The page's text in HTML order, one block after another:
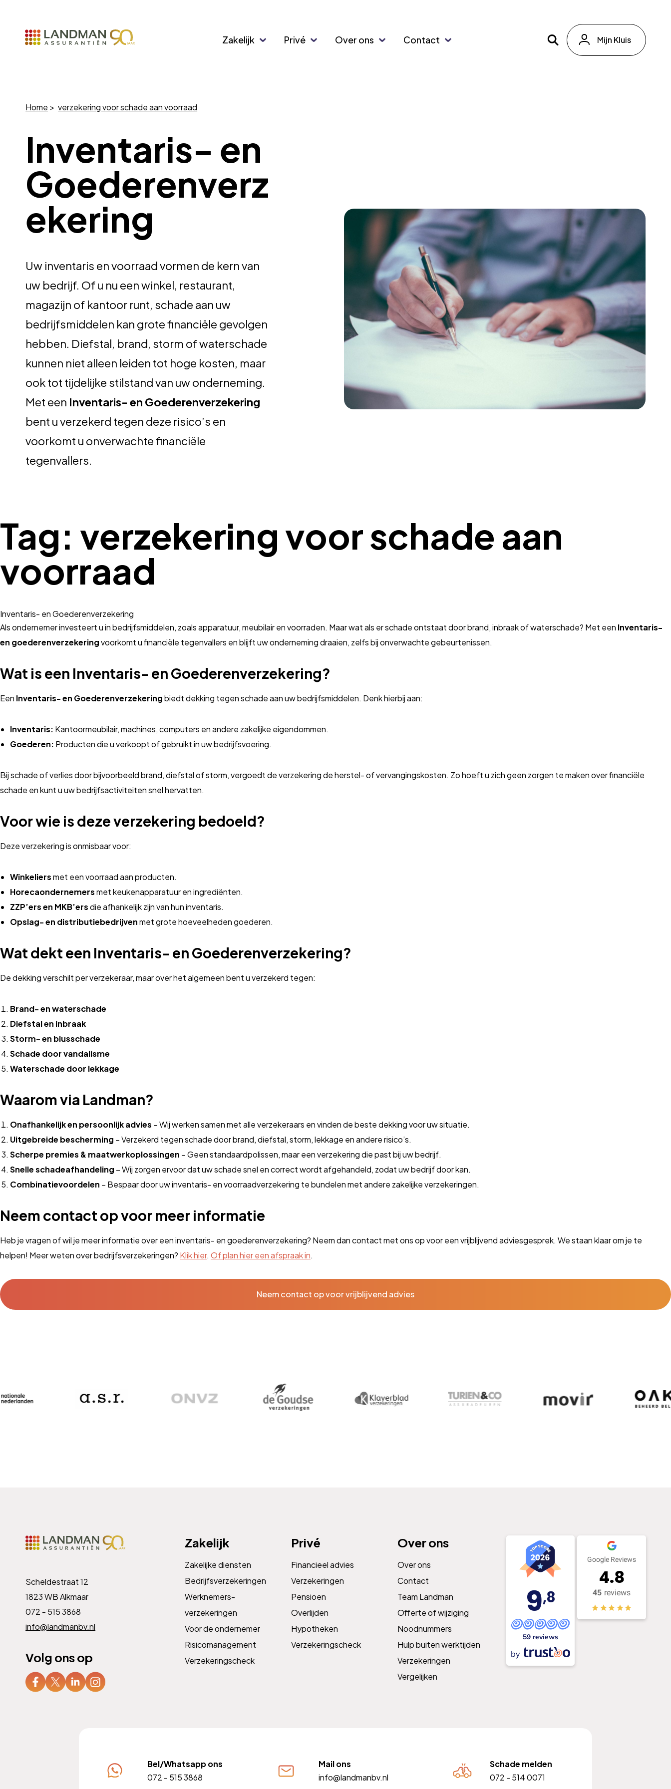
Zakelijk Privé Over ons Contact Mijn Kluis
Home verzekering voor schade aan voorraad
Inventaris- en
Goederenverz
ekering
Uw inventaris en voorraad vormen de kern van
uw bedrijf. Of u nu een winkel, restaurant,
magazijn of kantoor runt, schade aan uw
bedrijfsmiddelen kan grote financiële gevolgen
hebben. Diefstal, brand, storm of waterschade
kunnen niet alleen leiden tot hoge kosten, maar
ook tot tijdelijke stilstand van uw onderneming.
Met een Inventaris- en Goederenverzekering
bent u verzekerd tegen deze risico’s en
voorkomt u onverwachte financiële
tegenvallers.
Tag: verzekering voor schade aan
voorraad
Inventaris- en Goederenverzekering
Als ondernemer investeert u in bedrijfsmiddelen, zoals apparatuur, meubilair en voorraden. Maar wat als er schade ontstaat door brand, inbraak of waterschade? Met een Inventaris-
en goederenverzekeringvoorkomt u financiële tegenvallers en blijft uw onderneming draaien, zelfs bij onverwachte gebeurtenissen.
Wat is een Inventaris- en Goederenverzekering?
Een Inventaris- en Goederenverzekeringbiedt dekking tegen schade aan uw bedrijfsmiddelen. Denk hierbij aan:
Inventaris: Kantoormeubilair, machines, computers en andere zakelijke eigendommen.
Goederen: Producten die u verkoopt of gebruikt in uw bedrijfsvoering.
Bij schade of verlies door bijvoorbeeld brand, diefstal of storm, vergoedt de verzekering de herstel- of vervangingskosten. Zo hoeft u zich geen zorgen te maken over financiële
schade en kunt u uw bedrijfsactiviteiten snel hervatten.
Voor wie is deze verzekering bedoeld?
Deze verzekering is onmisbaar voor:
Winkeliersmet een voorraad aan producten.
Horecaondernemersmet keukenapparatuur en ingrediënten.
ZZP’ers en MKB’ersdie afhankelijk zijn van hun inventaris.
Opslag- en distributiebedrijvenmet grote hoeveelheden goederen.
Wat dekt een Inventaris- en Goederenverzekering?
De dekking verschilt per verzekeraar, maar over het algemeen bent u verzekerd tegen:
Brand- en waterschade
Diefstal en inbraak
Storm- en blusschade
Schade door vandalisme
Waterschade door lekkage
Waarom via Landman?
Onafhankelijk en persoonlijk advies – Wij werken samen met alle verzekeraars en vinden de beste dekking voor uw situatie.
Uitgebreide bescherming – Verzekerd tegen schade door brand, diefstal, storm, lekkage en andere risico’s.
Scherpe premies & maatwerkoplossingen – Geen standaardpolissen, maar een verzekering die past bij uw bedrijf.
Snelle schadeafhandeling – Wij zorgen ervoor dat uw schade snel en correct wordt afgehandeld, zodat uw bedrijf door kan.
Combinatievoordelen – Bespaar door uw inventaris- en voorraadverzekering te bundelen met andere zakelijke verzekeringen.
Neem contact op voor meer informatie
Heb je vragen of wil je meer informatie over een inventaris- en goederenverzekering? Neem dan contact met ons op voor een vrijblijvend adviesgesprek. We staan klaar om je te
helpen! Meer weten over bedrijfsverzekeringen? Klik hier. Of plan hier een afspraak in.
Neem contact op voor vrijblijvend advies
Scheldestraat 12
1823 WB Alkmaar
072 - 515 3868
info@landmanbv.nl
Volg ons op
Zakelijk
Zakelijke diensten
Bedrijfsverzekeringen
Werknemers­­
verzekeringen
Voor de ondernemer
Risicomanagement
Verzekeringscheck
Privé
Financieel advies
Verzekeringen
Pensioen
Overlijden
Hypotheken
Verzekeringscheck
Over ons
Over ons
Contact
Team Landman
Offerte of wijziging
Noodnummers
Hulp buiten werktijden
Verzekeringen
Vergelijken
9,8
59 reviews
by
Google Reviews
4.8
45 reviews
Bel/Whatsapp ons
072 - 515 3868
Mail ons
info@landmanbv.nl
Schade melden
072 - 514 0071